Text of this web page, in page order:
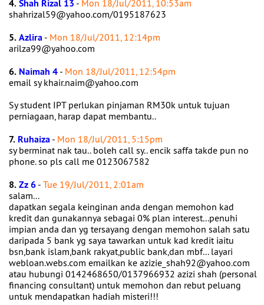
4.Shah Rizal 13 - Mon 18/Jul/2011, 10:53am
shahrizal59@yahoo.com/0195187623
5.Azlira - Mon 18/Jul/2011, 12:14pm
arilza99@yahoo.com
6. Naimah 4 - Mon 18/Jul/2011, 12:54pm
email sy khair.naim@yahoo.com
Sy student IPT perlukan pinjaman RM30k untuk tujuan
perniagaan, harap dapat membantu..
7. Ruhaiza - Mon 18/Jul/2011, 5:15pm
sy berminat nak tau.. boleh call sy.. encik saffa takde pun no
phone. so pls call me 0123067582
8.Zz 6 - Tue 19/Jul/2011, 2:01am
salam...
dapatkan segala keinginan anda dengan memohon kad
kredit dan gunakannya sebagai 0% plan interest...penuhi
impian anda dan yg tersayang dengan memohon salah satu
daripada 5 bank yg saya tawarkan untuk kad kredit iaitu
bsn,bank islam,bank rakyat,public bank,dan mbf... layari
webloan.webs.com emailkan ke azizie_shah92@yahoo.com
atau hubungi 0142468650/0137966932 azizi shah (personal
financing consultant) untuk memohon dan rebut peluang
untuk mendapatkan hadiah misteri!!!